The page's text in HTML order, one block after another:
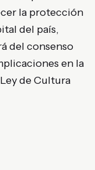
la protección
del país,
del consenso
en la
de Cultura